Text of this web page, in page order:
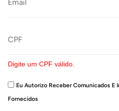
Digite um CPF válido.
Eu Autorizo Receber Comunicados E
Fornecidos